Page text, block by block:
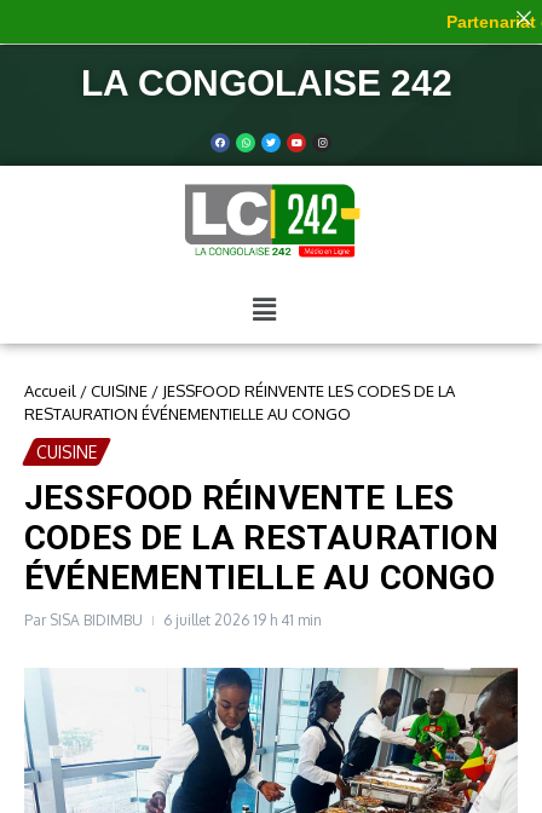
LA CONGOLAISE 242
Accueil /CUISINE / JESSFOOD RÉINVENTE LES CODES DE LA
RESTAURATION ÉVÉNEMENTIELLE AU CONGO
CUISINE
JESSFOOD RÉINVENTE LES
CODES DE LA RESTAURATION
ÉVÉNEMENTIELLE AU CONGO
Par SISA BIDIMBU 6 juillet 2026 19 h 41 min
Partenariat